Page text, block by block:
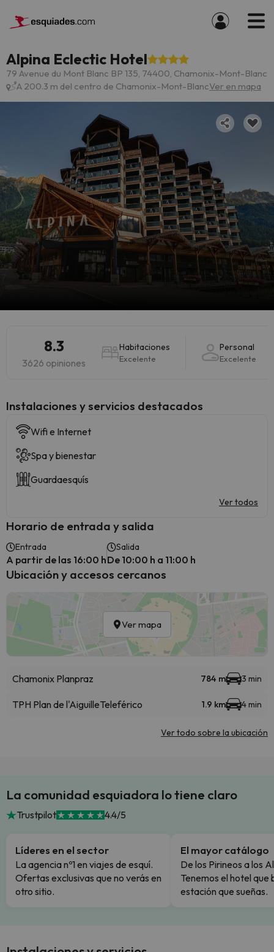
Alpina Eclectic Hotel
79 Avenue du Mont Blanc BP 135, 74400, Chamonix-Mont-Blanc
A 200.3 m del centro de Chamonix-Mont-BlancVer en mapa
8.3
3626 opiniones
Habitaciones
Excelente
Personal
Excelente
Instalaciones y servicios destacados
Wifi e Internet
Spa y bienestar
Guardaesquís
Ver todos
Horario de entrada y salida
Entrada
A partir de las 16:00 h
Salida
De 10:00 h a 11:00 h
Ubicación y accesos cercanos
Ver mapa
Chamonix Planpraz 784 m 3 min
TPH Plan de l'AiguilleTeleférico 1.9 km 4 min
Ver todo sobre la ubicación
La comunidad esquiadora lo tiene claro
Trustpilot 4.4/5
Líderes en el sector
La agencia nº1 en viajes de esquí.
Ofertas exclusivas que no verás en
otro sitio.
El mayor catálogo
De los Pirineos a los
Tenemos el hotel que
estación que sueñas.